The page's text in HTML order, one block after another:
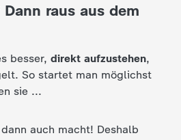
raus aus dem
besser, direkt aufzustehen,
So startet man möglichst
sie ...
auch macht! Deshalb